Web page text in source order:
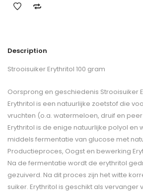
Description
Strooisuiker Erythritol 100 gram
Oorsprong en geschiedenis Strooisuiker
Erythritol is een natuurlijke zoetstof die
vruchten (o.a. watermeloen, druif en
Erythritol is de enige natuurlijke polyol
middels fermentatie van glucose met
Productieproces, Oogst en bewerking
Na de fermentatie wordt de erythritol
gezuiverd. Na dit proces zijn het witte
suiker. Erythritol is geschikt als vervanger